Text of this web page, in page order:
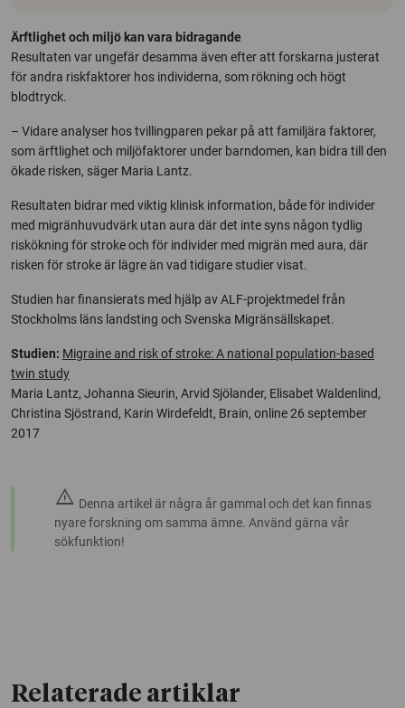
Ärftlighet och miljö kan vara bidragande
Resultaten var ungefär desamma även efter att forskarna justerat
för andra riskfaktorer hos individerna, som rökning och högt
blodtryck.
– Vidare analyser hos tvillingparen pekar på att familjära faktorer,
som ärftlighet och miljöfaktorer under barndomen, kan bidra till den
ökade risken, säger Maria Lantz.
Resultaten bidrar med viktig klinisk information, både för individer
med migränhuvudvärk utan aura där det inte syns någon tydlig
riskökning för stroke och för individer med migrän med aura, där
risken för stroke är lägre än vad tidigare studier visat.
Studien har finansierats med hjälp av ALF-projektmedel från
Stockholms läns landsting och Svenska Migränsällskapet.
Studien: Migraine and risk of stroke: A national population-based
twin study
Maria Lantz, Johanna Sieurin, Arvid Sjölander, Elisabet Waldenlind,
Christina Sjöstrand, Karin Wirdefeldt, Brain, online 26 september
2017
warning Denna artikel är några år gammal och det kan finnas
nyare forskning om samma ämne. Använd gärna vår
sökfunktion!
Relaterade artiklar